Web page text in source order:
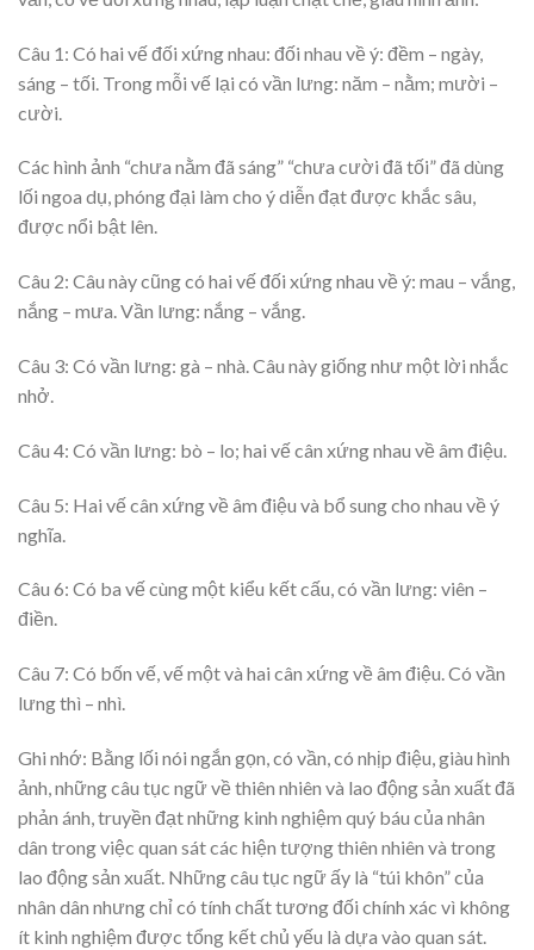
Câu 1: Có hai vế đối xứng nhau: đối nhau về ý: đềm – ngày,
sáng – tối. Trong mỗi vế lại có vần lưng: năm – nằm; mười –
cười.
Các hình ảnh “chưa nằm đã sáng” “chưa cười đã tối” đã dùng
lối ngoa dụ, phóng đại làm cho ý diễn đạt được khắc sâu,
được nổi bật lên.
Câu 2: Câu này cũng có hai vế đối xứng nhau về ý: mau – vắng,
nắng – mưa. Vần lưng: nắng – vắng.
Câu 3: Có vần lưng: gà – nhà. Câu này giống như một lời nhắc
nhở.
Câu 4: Có vần lưng: bò – lo; hai vế cân xứng nhau về âm điệu.
Câu 5: Hai vế cân xứng về âm điệu và bổ sung cho nhau về ý
nghĩa.
Câu 6: Có ba vế cùng một kiểu kết cấu, có vần lưng: viên –
điền.
Câu 7: Có bốn vế, vế một và hai cân xứng về âm điệu. Có vần
lưng thì – nhì.
Ghi nhớ: Bằng lối nói ngắn gọn, có vần, có nhịp điệu, giàu hình
ảnh, những câu tục ngữ về thiên nhiên và lao động sản xuất đã
phản ánh, truyền đạt những kinh nghiệm quý báu của nhân
dân trong việc quan sát các hiện tượng thiên nhiên và trong
lao động sản xuất. Những câu tục ngữ ấy là “túi khôn” của
nhân dân nhưng chỉ có tính chất tương đối chính xác vì không
ít kinh nghiệm được tổng kết chủ yếu là dựa vào quan sát.